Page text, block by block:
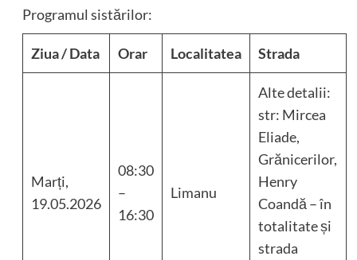
Programul sistărilor:
Ziua / Data Orar Localitatea Strada
Marți,
19.05.2026
08:30
–
16:30
Limanu
Alte detalii:
str: Mircea
Eliade,
Grănicerilor,
Henry
Coandă – în
totalitate și
strada